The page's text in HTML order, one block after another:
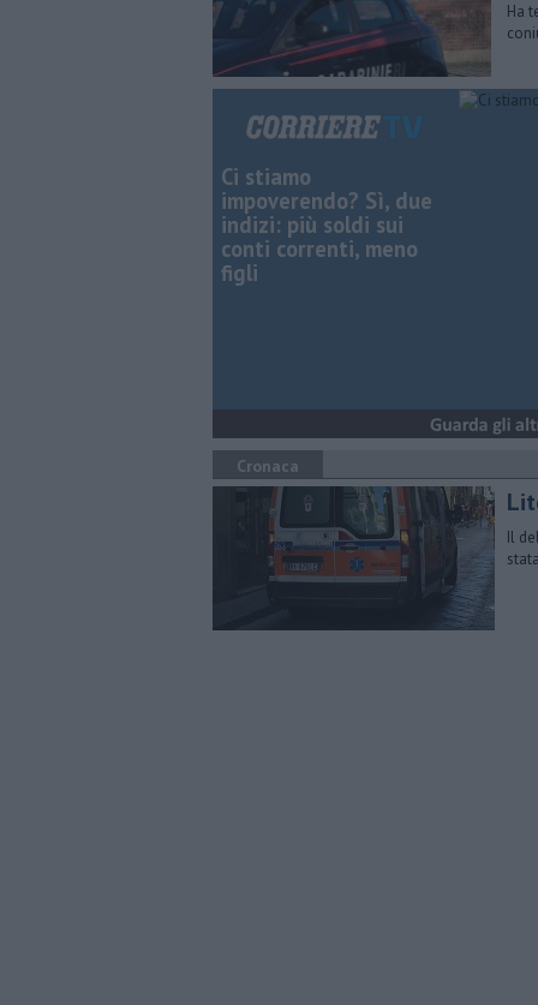
Ha
Ci stiamo
impoverendo? Sì, due
indizi: più soldi sui
conti correnti, meno
figli
Cronaca
Il